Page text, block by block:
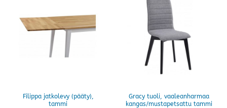
Filippa jatkolevy (pääty),
tammi
Gracy tuoli, vaaleanharmaa
kangas/mustapetsattu tammi